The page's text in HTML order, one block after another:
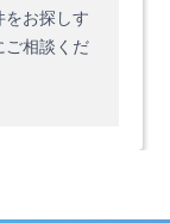
をお探しす
ご相談くだ